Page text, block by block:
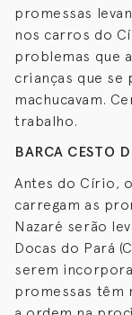
promessas
nos carros do
problemas que
crianças que se
machucavam.
trabalho.
BARCA CESTO
Antes do Círio,
carregam as
Nazaré serão
Docas do Pará
serem
promessas têm